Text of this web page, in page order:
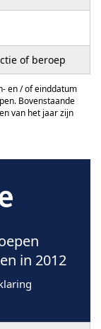
of beroep
en / of einddatum
Bovenstaande
van het jaar zijn
in 2012